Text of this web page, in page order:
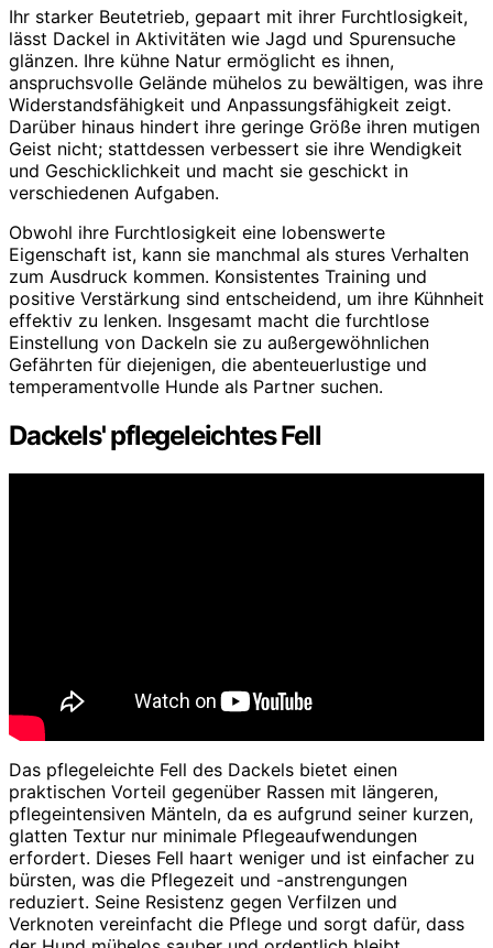
Ihr starker Beutetrieb, gepaart mit ihrer Furchtlosigkeit,
lässt Dackel in Aktivitäten wie Jagd und Spurensuche
glänzen. Ihre kühne Natur ermöglicht es ihnen,
anspruchsvolle Gelände mühelos zu bewältigen, was ihre
Widerstandsfähigkeit und Anpassungsfähigkeit zeigt.
Darüber hinaus hindert ihre geringe Größe ihren mutigen
Geist nicht; stattdessen verbessert sie ihre Wendigkeit
und Geschicklichkeit und macht sie geschickt in
verschiedenen Aufgaben.
Obwohl ihre Furchtlosigkeit eine lobenswerte
Eigenschaft ist, kann sie manchmal als stures Verhalten
zum Ausdruck kommen. Konsistentes Training und
positive Verstärkung sind entscheidend, um ihre Kühnheit
effektiv zu lenken. Insgesamt macht die furchtlose
Einstellung von Dackeln sie zu außergewöhnlichen
Gefährten für diejenigen, die abenteuerlustige und
temperamentvolle Hunde als Partner suchen.
Dackels' pflegeleichtes Fell
Das pflegeleichte Fell des Dackels bietet einen
praktischen Vorteil gegenüber Rassen mit längeren,
pflegeintensiven Mänteln, da es aufgrund seiner kurzen,
glatten Textur nur minimale Pflegeaufwendungen
erfordert. Dieses Fell haart weniger und ist einfacher zu
bürsten, was die Pflegezeit und -anstrengungen
reduziert. Seine Resistenz gegen Verfilzen und
Verknoten vereinfacht die Pflege und sorgt dafür, dass